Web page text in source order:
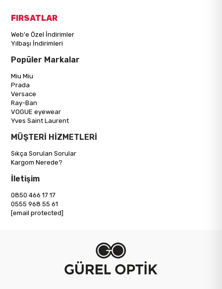
FIRSATLAR
Web'e Özel İndirimler
Yılbaşı İndirimleri
Popüler Markalar
Miu Miu
Prada
Versace
Ray-Ban
VOGUE eyewear
Yves Saint Laurent
MÜŞTERİ HİZMETLERİ
Sıkça Sorulan Sorular
Kargom Nerede?
İletişim
0850 466 17 17
0555 968 55 61
[email protected]